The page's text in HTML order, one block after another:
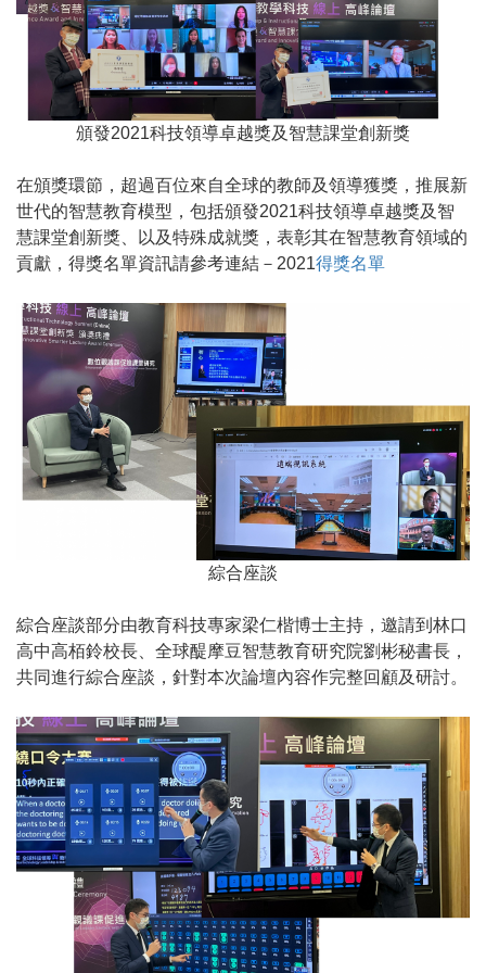
頒發2021科技領導卓越獎及智慧課堂創新獎
在頒獎環節，超過百位來自全球的教師及領導獲獎，推展新
世代的智慧教育模型，包括頒發2021科技領導卓越獎及智
慧課堂創新獎、以及特殊成就獎，表彰其在智慧教育領域的
貢獻，得獎名單資訊請參考連結－2021得獎名單
綜合座談
綜合座談部分由教育科技專家梁仁楷博士主持，邀請到林口
高中高栢鈴校長、全球醍摩豆智慧教育研究院劉彬秘書長，
共同進行綜合座談，針對本次論壇內容作完整回顧及研討。